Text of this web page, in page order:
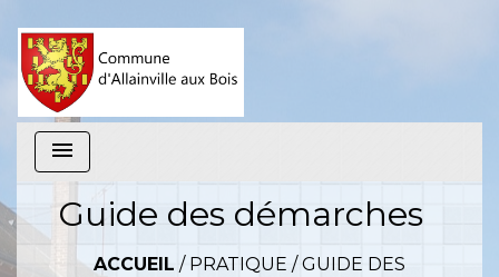
menu
Guide des démarches
ACCUEIL / PRATIQUE /GUIDE DES